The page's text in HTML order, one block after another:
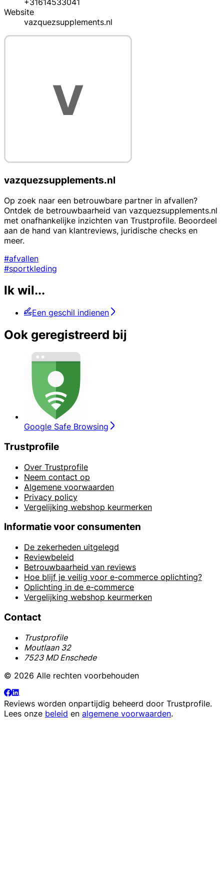
+31614533041
Website
vazquezsupplements.nl
vazquezsupplements.nl
Op zoek naar een betrouwbare partner in afvallen?
Ontdek de betrouwbaarheid van vazquezsupplements.nl
met onafhankelijke inzichten van Trustprofile. Beoordeel
aan de hand van klantreviews, juridische checks en
meer.
#afvallen
#sportkleding
Ik wil...
Een geschil indienen
Ook geregistreerd bij
Google Safe Browsing
Trustprofile
Over Trustprofile
Neem contact op
Algemene voorwaarden
Privacy policy
Vergelijking webshop keurmerken
Informatie voor consumenten
De zekerheden uitgelegd
Reviewbeleid
Betrouwbaarheid van reviews
Hoe blijf je veilig voor e-commerce oplichting?
Oplichting in de e-commerce
Vergelijking webshop keurmerken
Contact
Trustprofile
Moutlaan 32
7523 MD Enschede
© 2026 Alle rechten voorbehouden
Reviews worden onpartijdig beheerd door Trustprofile.
Lees onze beleid en algemene voorwaarden.